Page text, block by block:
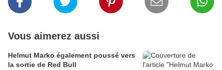
Vous aimerez aussi
Helmut Marko également poussé vers
la sortie de Red Bull